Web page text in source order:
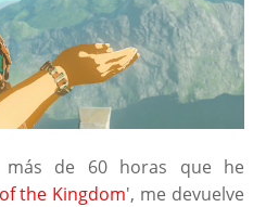
más de 60 horas que he
the Kingdom', me devuelve